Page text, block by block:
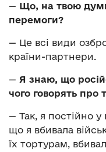
— Що, на твою
перемоги?
— Це всі види
країни-партнери.
— Я знаю, що
чого говорять про
— Так, я постійно
що я вбивала
їх тортурам,